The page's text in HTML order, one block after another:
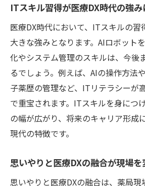
AIロボット導入がスタッフ
医療DXが支える負担軽減
チーム力を高めるAIロボッ
ト
医療DX推進で働きやすい
AI技術がもたらすストレ
革
医療DXが地域社会にもたら
ITスキル習得が医療DX時代の強み
医療DX時代において、ITスキルの習
大きな強みとなります。AIロボット
化やシステム管理のスキルは、今後
るでしょう。例えば、AIの操作方法
子薬歴の管理など、ITリテラシーが
で重宝されます。ITスキルを身につ
の幅が広がり、将来のキャリア形成
現代の特徴です。
思いやりと医療DXの融合が現場を
思いやりと医療DXの融合は、薬局